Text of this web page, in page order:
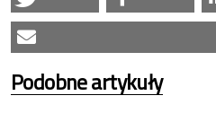
Podobne artykuły